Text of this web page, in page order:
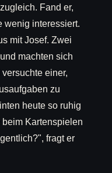
Fand er,
wenig interessiert.
mit Josef. Zwei
machten sich
einer,
zu
heute so ruhig
Kartenspielen
fragt er